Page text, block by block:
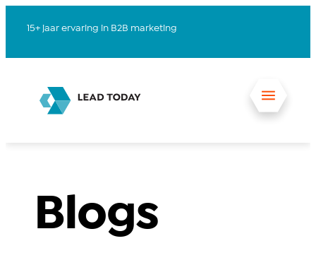
15+ jaar ervaring in B2B marketing
Blogs